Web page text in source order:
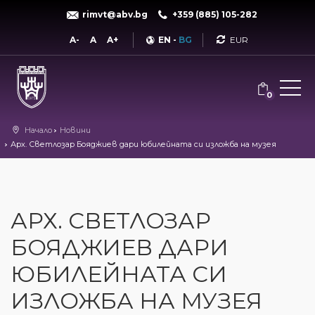
rimvt@abv.bg +359 (885) 105-282
A- A A+ EN - BG Currency
0
Начало
Новини
Арх. Светлозар Бояджиев дари юбилейната си изложба на музея
АРХ. СВЕТЛОЗАР
БОЯДЖИЕВ ДАРИ
ЮБИЛЕЙНАТА СИ
ИЗЛОЖБА НА МУЗЕЯ